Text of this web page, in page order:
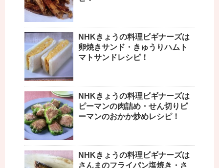
NHKきょうの料理ビギナーズは
卵焼きサンド・きゅうりハムト
マトサンドレシピ！
NHKきょうの料理ビギナーズは
ピーマンの肉詰め・せん切りピ
ーマンのおかか炒めレシピ！
NHKきょうの料理ビギナーズは
さんまのフライパン塩焼き・さ